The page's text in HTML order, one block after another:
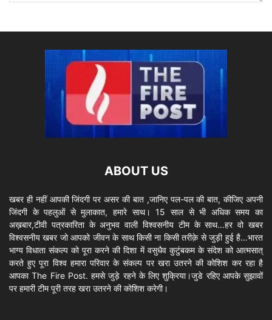
ABOUT US
खबर ही नहीं आपकी जिंदगी पर असर की बात ,जानिए पल-पल की बात, कीजिए अपनी
जिंदगी के पहलुओं से मुलाकात, हमारे साथ। 15 साल से भी अधिक समय का
अख़बार,टीवी पत्रकारिता के अनुभव वाली विश्वसनीय टीम के साथ…हर वो खबर
विश्वसनीय खबर जो आपको जीवन के साथ किसी ना किसी तरीक़े से जुड़ी हुई है…भारत
भाग्य विधाता संकल्प को पूरा करने की दिशा में वसुधैव कुटुंबकम के संदेश को आत्मसात्
करते हुए पूरा विश्व हमारा परिवार के संकल्प पर खरा उतरने की कोशिश कर रहा है
आपका The Fire Post. हमसे जुड़े रहने के लिए शुक्रिया।जुडे रहिए आपके सुझावों
पर हमारी टीम पूरी तरह खरा उतरने की कोशिश करेगी।